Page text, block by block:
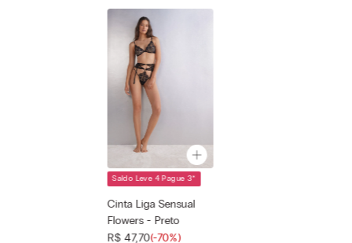
Cor selecionada
Preto - 019 -
Nero
Tamanho
Saldo Leve 4 Pague 3*
Cinta Liga Sensual
Flowers - Preto
R$ 47,70(-70%)